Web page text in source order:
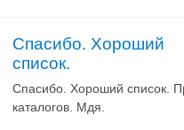
Cпасибо. Хороший
список.
Cпасибо. Хороший список.
каталогов. Мдя.